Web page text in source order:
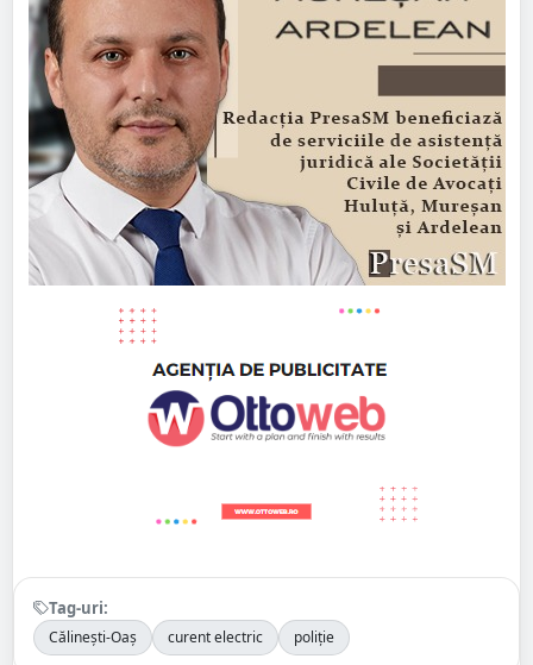
Tag-uri:
Călinești-Oaș curent electric poliție